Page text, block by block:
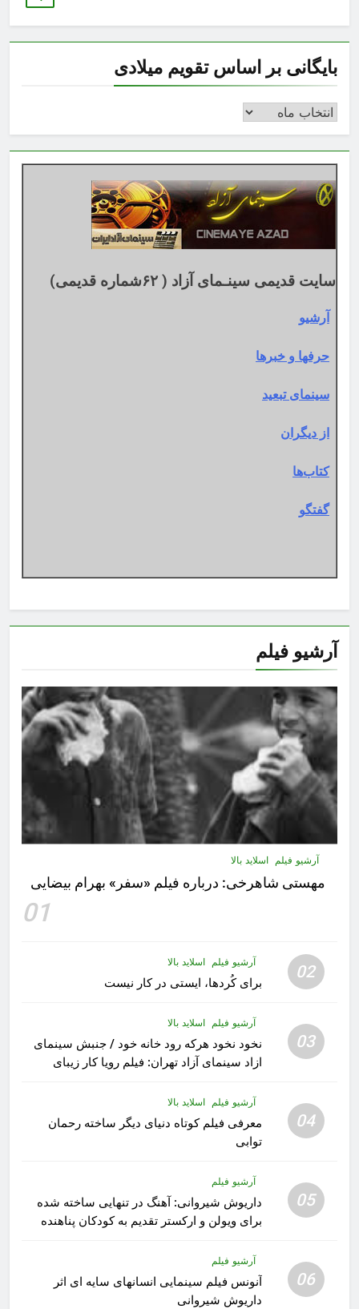
بایگانی بر اساس تقویم میلادی
بایگانی
اساس
تقویم
میلادی
سایت قدیمی سینـمای آزاد ( ۶۲شماره قدیمی)
آرشیو
حرفها و خبرها
سینمای تبعید
از دیگران
کتاب‌ها
گفتگو
آرشیو فیلم
آرشیو فیلم اسلاید بالا
مهستى شاهرخى:‌ درباره فيلم «سفر» بهرام بیضایی
01
02 آرشیو فیلم اسلاید بالا
برای کُردها، ایستی در کار نیست
03
آرشیو فیلم اسلاید بالا
نخود نخود هرکه رود خانه خود / جنبش سینمای
ازاد سینمای آزاد تهران: فیلم رویا کار زیبای
04
آرشیو فیلم اسلاید بالا
معرفی فیلم کوتاه دنیای دیگر ساخته رحمان
توابی
05
آرشیو فیلم
داریوش شیروانی: آهنگ در تنهایی ساخته شده
برای ویولن و ارکستر تقدیم به کودکان پناهنده
06
آرشیو فیلم
آنونس فیلم سینمایی انسانهای سایه ای اثر
داریوش شیروانی